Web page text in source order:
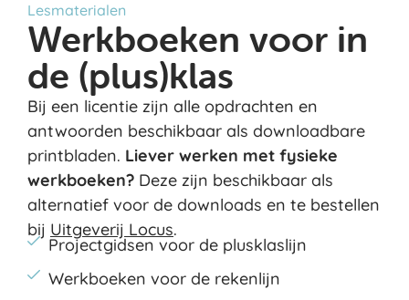
Lesmaterialen
Werkboeken voor in
de (plus)klas
Bij een licentie zijn alle opdrachten en
antwoorden beschikbaar als downloadbare
printbladen. Liever werken met fysieke
werkboeken? Deze zijn beschikbaar als
alternatief voor de downloads en te bestellen
bij Uitgeverij Locus.
Projectgidsen voor de plusklaslijn
Werkboeken voor de rekenlijn